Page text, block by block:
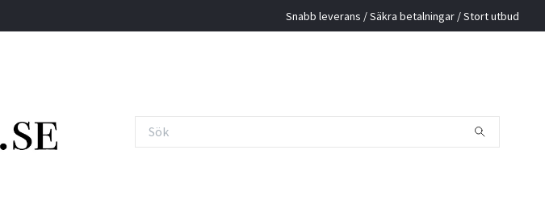
Snabb leverans / Säkra betalningar / Stort utbud